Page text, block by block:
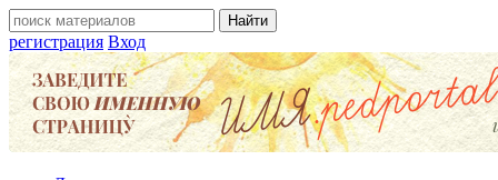
регистрация Вход